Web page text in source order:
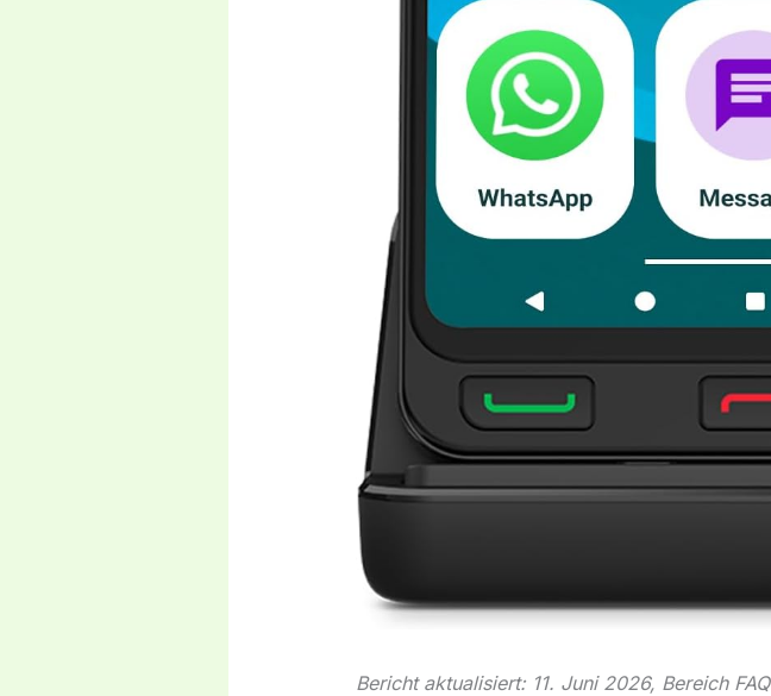
Bericht aktualisiert: 11. Juni 2026, Bereich FAQ